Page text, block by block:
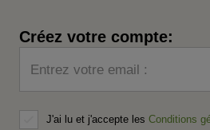
Créez votre compte:
Entrez votre email :
J'ai lu et j'accepte les Conditions